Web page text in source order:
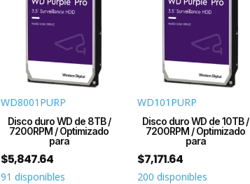
WD8001PURP
Disco duro WD de 8TB /
7200RPM / Optimizado
para
$5,847.64
91 disponibles
WD101PURP
Disco duro WD de 10TB /
7200RPM / Optimizado
para
$7,171.64
200 disponibles